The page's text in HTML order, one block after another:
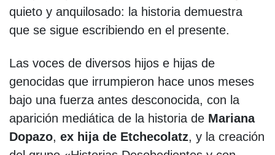
quieto y anquilosado: la historia demuestra
que se sigue escribiendo en el presente.
Las voces de diversos hijos e hijas de
genocidas que irrumpieron hace unos meses
bajo una fuerza antes desconocida, con la
aparición mediática de la historia de Mariana
Dopazo, ex hija de Etchecolatz, y la creación